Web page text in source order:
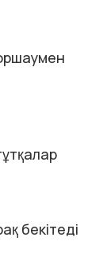
бекітеді